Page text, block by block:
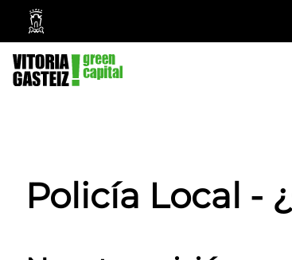
Mairie
de
Vitoria-
Gasteiz
Policía Local -